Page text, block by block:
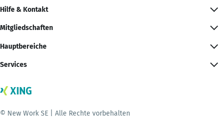
Hilfe & Kontakt
Mitgliedschaften
Hauptbereiche
Services
© New Work SE | Alle Rechte vorbehalten